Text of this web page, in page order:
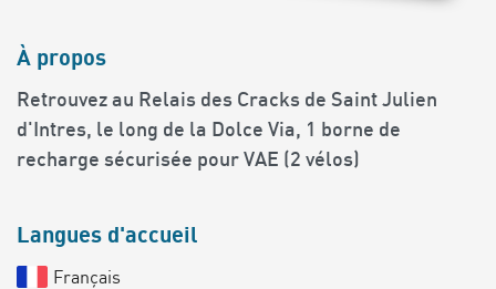
À propos
Retrouvez au Relais des Cracks de Saint Julien
d'Intres, le long de la Dolce Via, 1 borne de
recharge sécurisée pour VAE (2 vélos)
Langues d'accueil
Français